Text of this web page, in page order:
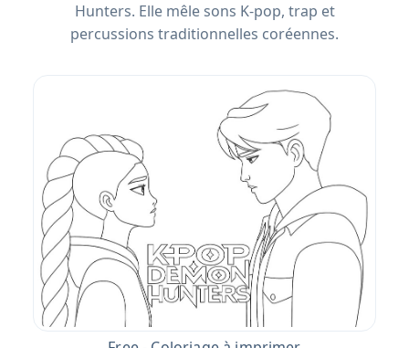
Hunters. Elle mêle sons K-pop, trap et
percussions traditionnelles coréennes.